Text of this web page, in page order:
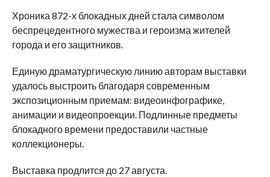
Хроника 872-х блокадных дней стала символом
беспрецедентного мужества и героизма жителей
города и его защитников.
Единую драматургическую линию авторам выставки
удалось выстроить благодаря современным
экспозиционным приемам: видеоинфографике,
анимации и видеопроекции. Подлинные предметы
блокадного времени предоставили частные
коллекционеры.
Выставка продлится до 27 августа.